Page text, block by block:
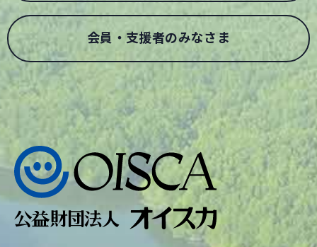
会員・支援者のみなさま